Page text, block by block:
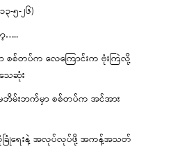
-၅-၂၆)
…..
ာ စစ်တပ်က လေကြောင်းက ဗုံးကြဲလို့
ေဆုံး
မဘိမ်းဘက်မှာ စစ်တပ်က အင်အား
ခြုံရေးနဲ့ အလုပ်လုပ်ဖို့ အကန့်အသတ်